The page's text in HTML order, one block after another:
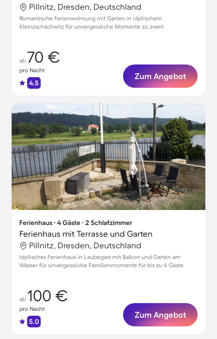
Pillnitz, Dresden, Deutschland
Romantische Ferienwohnung mit Garten in idyllischem
Kleinzschachwitz für unvergessliche Momente zu zweit
ab 70 €
pro Nacht
4.5
Zum Angebot
Ferienhaus ∙ 4 Gäste ∙ 2 Schlafzimmer
Ferienhaus mit Terrasse und Garten
Pillnitz, Dresden, Deutschland
Idyllisches Ferienhaus in Laubegast mit Balkon und Garten am
Wasser für unvergessliche Familienmomente für bis zu 4 Gäste
ab 100 €
pro Nacht
5.0
Zum Angebot